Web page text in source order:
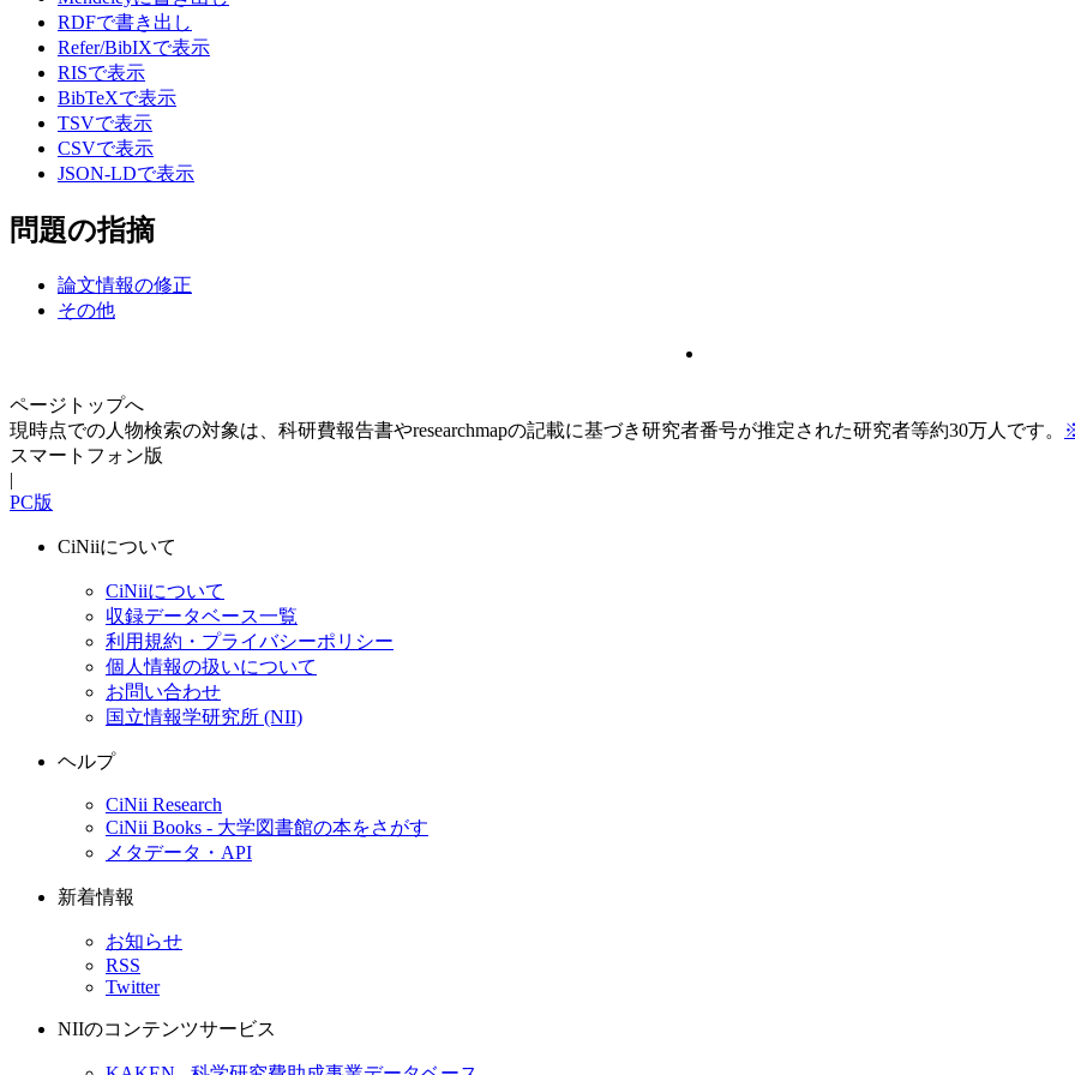
RDFで書き出し
Refer/BibIXで表示
RISで表示
BibTeXで表示
TSVで表示
CSVで表示
JSON-LDで表示
問題の指摘
論文情報の修正
その他
ページトップへ
現時点での人物検索の対象は、科研費報告書やresearchmapの記載に基づき研究者番号が推定された研究者等約30万人です。
スマートフォン版
|
PC版
CiNiiについて
CiNiiについて
収録データベース一覧
利用規約・プライバシーポリシー
個人情報の扱いについて
お問い合わせ
国立情報学研究所 (NII)
ヘルプ
CiNii Research
CiNii Books - 大学図書館の本をさがす
メタデータ・API
新着情報
お知らせ
RSS
Twitter
NIIのコンテンツサービス